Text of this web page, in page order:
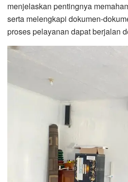
menjelaskan pentingnya
serta melengkapi dokumen-
proses pelayanan dapat berjalan